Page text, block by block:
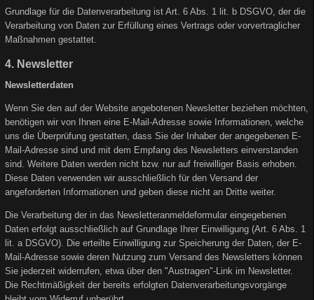
Grundlage für die Datenverarbeitung ist Art. 6 Abs. 1 lit. b DSGVO, der die
Verarbeitung von Daten zur Erfüllung eines Vertrags oder vorvertraglicher
Maßnahmen gestattet.
4. Newsletter
Newsletterdaten
Wenn Sie den auf der Website angebotenen Newsletter beziehen möchten,
benötigen wir von Ihnen eine E-Mail-Adresse sowie Informationen, welche
uns die Überprüfung gestatten, dass Sie der Inhaber der angegebenen E-
Mail-Adresse sind und mit dem Empfang des Newsletters einverstanden
sind. Weitere Daten werden nicht bzw. nur auf freiwilliger Basis erhoben.
Diese Daten verwenden wir ausschließlich für den Versand der
angeforderten Informationen und geben diese nicht an Dritte weiter.
Die Verarbeitung der in das Newsletteranmeldeformular eingegebenen
Daten erfolgt ausschließlich auf Grundlage Ihrer Einwilligung (Art. 6 Abs. 1
lit. a DSGVO). Die erteilte Einwilligung zur Speicherung der Daten, der E-
Mail-Adresse sowie deren Nutzung zum Versand des Newsletters können
Sie jederzeit widerrufen, etwa über den "Austragen"-Link im Newsletter.
Die Rechtmäßigkeit der bereits erfolgten Datenverarbeitungsvorgänge